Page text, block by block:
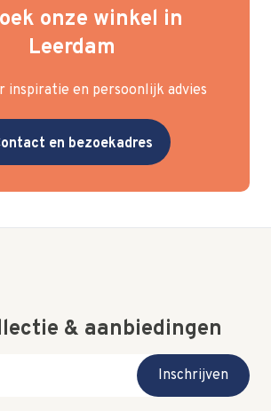
onze winkel in
Leerdam
inspiratie en persoonlijk advies
en bezoekadres
& aanbiedingen
Inschrijven